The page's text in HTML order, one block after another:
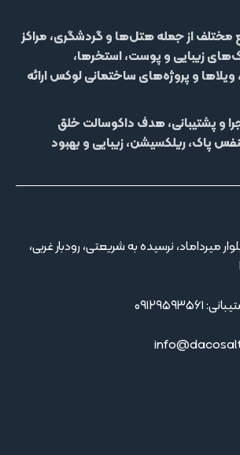
مختلف از جملههتل‌‌ها و گردشگری، مراکز
زیبایی و پوست، استخرها،
ویلاها و پروژه‌های ساختمانی لوکسارائه
و پشتیبانی، هدف داکوسالت خلق
پاک، ریلکسیشن، زیبایی و بهبود
میرداماد، نرسیده به شریعتی، رودبار غربی،